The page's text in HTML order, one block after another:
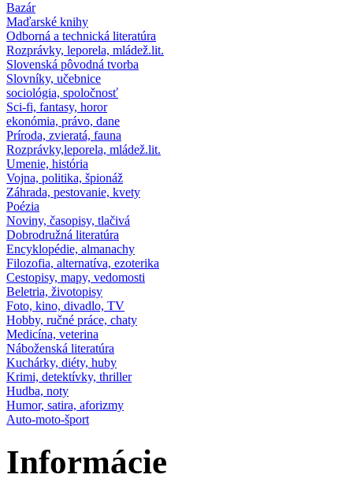
Bazár
Maďarské knihy
Odborná a technická literatúra
Rozprávky, leporela, mládež.lit.
Slovenská pôvodná tvorba
Slovníky, učebnice
sociológia, spoločnosť
Sci-fi, fantasy, horor
ekonómia, právo, dane
Príroda, zvieratá, fauna
Rozprávky,leporela, mládež.lit.
Umenie, história
Vojna, politika, špionáž
Záhrada, pestovanie, kvety
Poézia
Noviny, časopisy, tlačivá
Dobrodružná literatúra
Encyklopédie, almanachy
Filozofia, alternatíva, ezoterika
Cestopisy, mapy, vedomosti
Beletria, životopisy
Foto, kino, divadlo, TV
Hobby, ručné práce, chaty
Medicína, veterina
Náboženská literatúra
Kuchárky, diéty, huby
Krimi, detektívky, thriller
Hudba, noty
Humor, satira, aforizmy
Auto-moto-šport
Informácie